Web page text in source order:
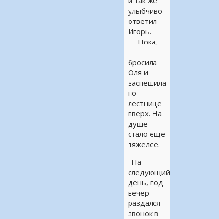
улыбчиво
ответил
Игорь.
— Пока,
—
бросила
Оля и
заспешила
по
лестнице
вверх. На
душе
стало еще
тяжелее.
На
следующий
день, под
вечер
раздался
звонок в